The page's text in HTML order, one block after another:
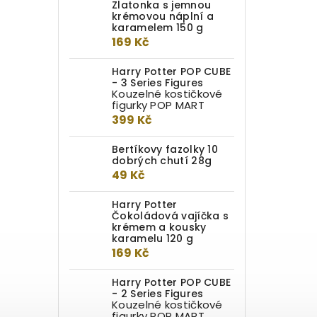
Zlatonka s jemnou
krémovou náplní a
karamelem 150 g
169 Kč
Harry Potter POP CUBE
- 3 Series Figures
Kouzelné kostičkové
figurky POP MART
399 Kč
Bertíkovy fazolky 10
dobrých chutí 28g
49 Kč
Harry Potter
Čokoládová vajíčka s
krémem a kousky
karamelu 120 g
169 Kč
Harry Potter POP CUBE
- 2 Series Figures
Kouzelné kostičkové